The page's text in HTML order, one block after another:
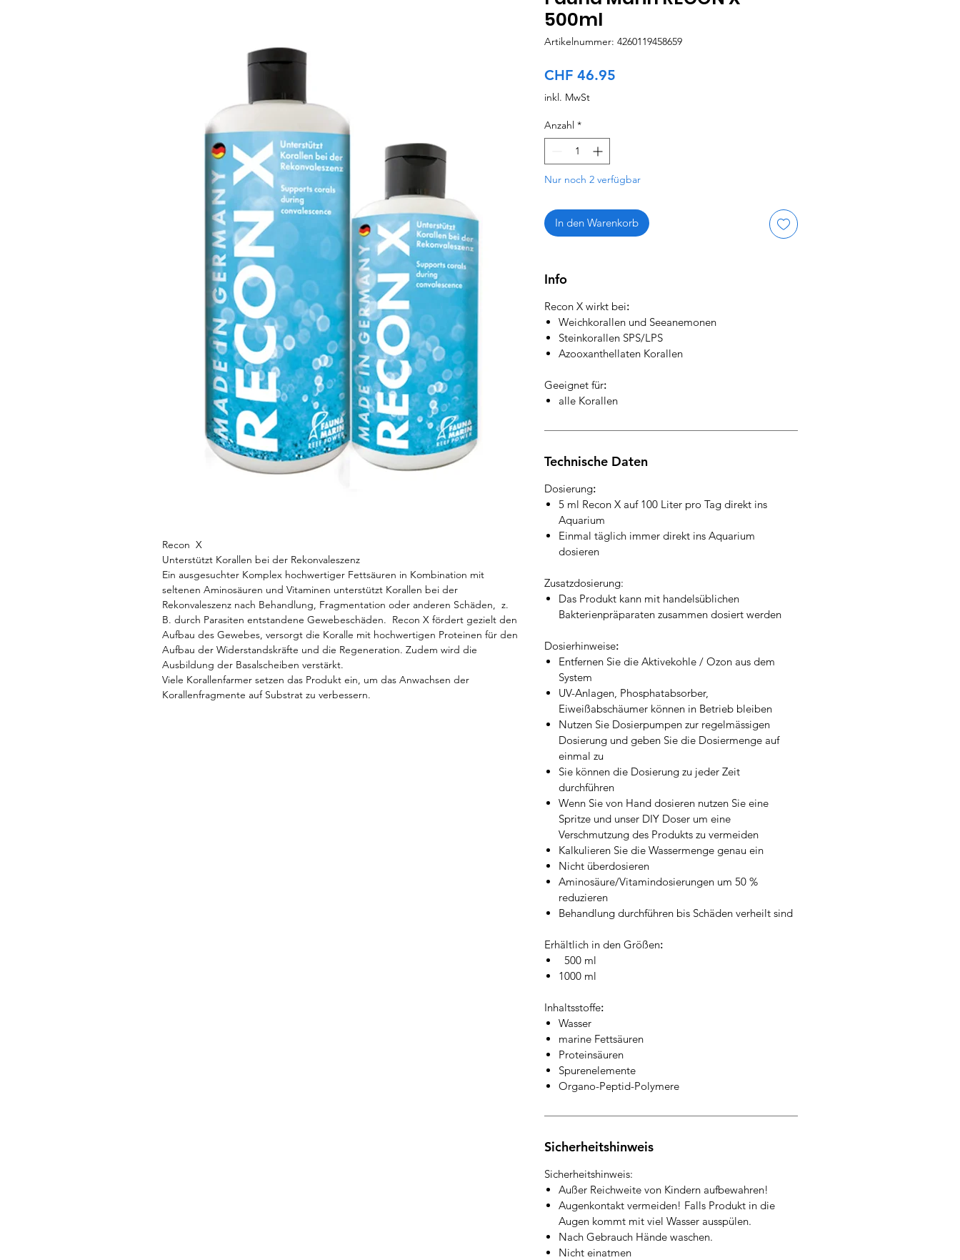
Recon X
Unterstützt Korallen bei der Rekonvaleszenz
Ein ausgesuchter Komplex hochwertiger Fettsäuren in Kombination mit
seltenen Aminosäuren und Vitaminen unterstützt Korallen bei der
Rekonvaleszenz nach Behandlung, Fragmentation oder anderen Schäden, z.
B. durch Parasiten entstandene Gewebeschäden. Recon X fördert gezielt den
Aufbau des Gewebes, versorgt die Koralle mit hochwertigen Proteinen für den
Aufbau der Widerstandskräfte und die Regeneration. Zudem wird die
Ausbildung der Basalscheiben verstärkt.
Viele Korallenfarmer setzen das Produkt ein, um das Anwachsen der
Korallenfragmente auf Substrat zu verbessern.
500ml
Artikelnummer: 4260119458659
CHF 46.95
inkl. MwSt
Anzahl *
Nur noch 2 verfügbar
In den Warenkorb
Info
Recon X wirkt bei:
Weichkorallen und Seeanemonen
Steinkorallen SPS/LPS
Azooxanthellaten Korallen
Geeignet für:
alle Korallen
Technische Daten
Dosierung:
5 ml Recon X auf 100 Liter pro Tag direkt ins
Aquarium
Einmal täglich immer direkt ins Aquarium
dosieren
Zusatzdosierung:
Das Produkt kann mit handelsüblichen
Bakterienpräparaten zusammen dosiert werden
Dosierhinweise:
Entfernen Sie die Aktivekohle / Ozon aus dem
System
UV-Anlagen, Phosphatabsorber,
Eiweißabschäumer können in Betrieb bleiben
Nutzen Sie Dosierpumpen zur regelmässigen
Dosierung und geben Sie die Dosiermenge auf
einmal zu
Sie können die Dosierung zu jeder Zeit
durchführen
Wenn Sie von Hand dosieren nutzen Sie eine
Spritze und unser DIY Doser um eine
Verschmutzung des Produkts zu vermeiden
Kalkulieren Sie die Wassermenge genau ein
Nicht überdosieren
Aminosäure/Vitamindosierungen um 50 %
reduzieren
Behandlung durchführen bis Schäden verheilt sind
Erhältlich in den Größen:
500 ml
1000 ml
Inhaltsstoffe:
Wasser
marine Fettsäuren
Proteinsäuren
Spurenelemente
Organo-Peptid-Polymere
Sicherheitshinweis
Sicherheitshinweis:
Außer Reichweite von Kindern aufbewahren!
Augenkontakt vermeiden! Falls Produkt in die
Augen kommt mit viel Wasser ausspülen.
Nach Gebrauch Hände waschen.
Nicht einatmen